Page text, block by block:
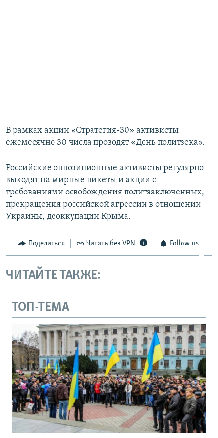
В рамках акции «Стратегия-30» активисты
ежемесячно 30 числа проводят «День политзека».
Российские оппозиционные активисты регулярно
выходят на мирные пикеты и акции с
требованиями освобождения политзаключенных,
прекращения российской агрессии в отношении
Украины, деоккупации Крыма.
Поделиться Читать без VPN Follow us
ЧИТАЙТЕ ТАКЖЕ:
ТОП-ТЕМА